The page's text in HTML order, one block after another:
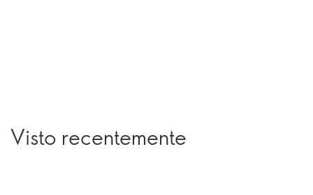
Visto recentemente